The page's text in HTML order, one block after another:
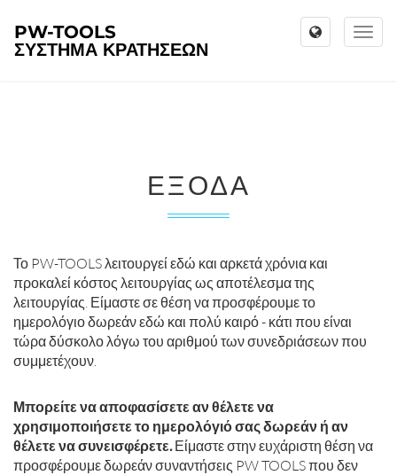
Toggle
PW-TOOLS
ΣΎΣΤΗΜΑ ΚΡΑΤΉΣΕΩΝ
ΈΞΟΔΑ
Το PW-TOOLS λειτουργεί εδώ και αρκετά χρόνια και
προκαλεί κόστος λειτουργίας ως αποτέλεσμα της
λειτουργίας. Είμαστε σε θέση να προσφέρουμε το
ημερολόγιο δωρεάν εδώ και πολύ καιρό - κάτι που είναι
τώρα δύσκολο λόγω του αριθμού των συνεδριάσεων που
συμμετέχουν.
Μπορείτε να αποφασίσετε αν θέλετε να
χρησιμοποιήσετε το ημερολόγιό σας δωρεάν ή αν
θέλετε να συνεισφέρετε.Είμαστε στην ευχάριστη θέση να
προσφέρουμε δωρεάν συναντήσεις PW TOOLS που δεν